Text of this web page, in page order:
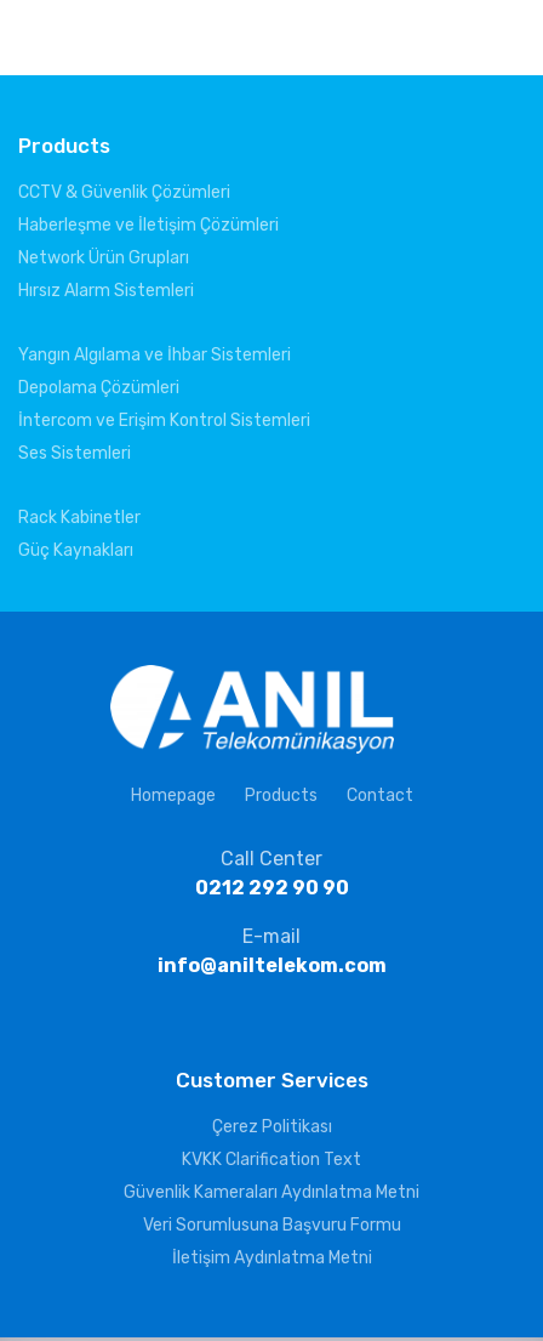
Products
CCTV & Güvenlik Çözümleri
Haberleşme ve İletişim Çözümleri
Network Ürün Grupları
Hırsız Alarm Sistemleri
Yangın Algılama ve İhbar Sistemleri
Depolama Çözümleri
İntercom ve Erişim Kontrol Sistemleri
Ses Sistemleri
Rack Kabinetler
Güç Kaynakları
Homepage Products Contact
Call Center
0212 292 90 90
E-mail
info@aniltelekom.com
Customer Services
Çerez Politikası
KVKK Clarification Text
Güvenlik Kameraları Aydınlatma Metni
Veri Sorumlusuna Başvuru Formu
İletişim Aydınlatma Metni